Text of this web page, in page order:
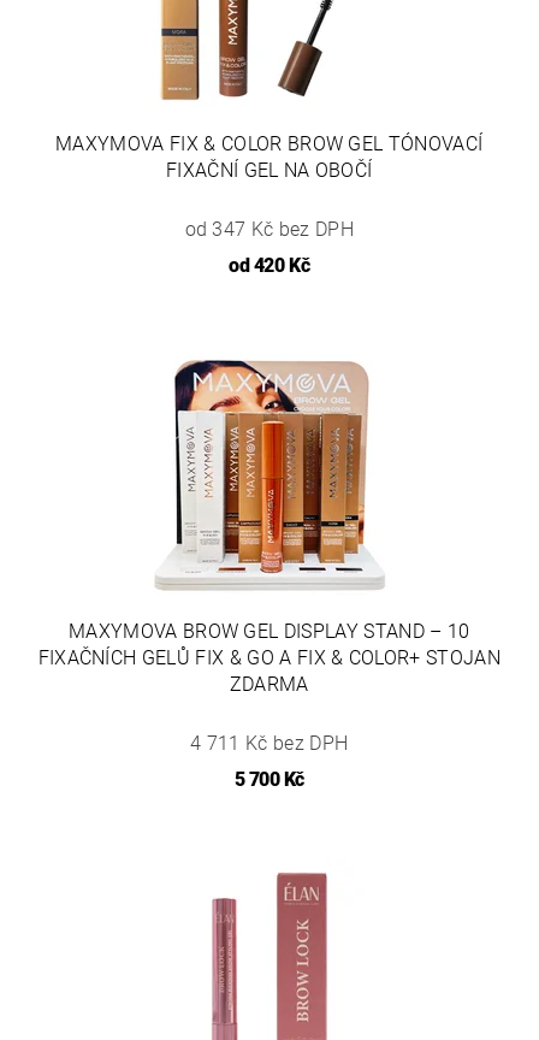
MAXYMOVA FIX & COLOR BROW GEL TÓNOVACÍ
FIXAČNÍ GEL NA OBOČÍ
od 347 Kč bez DPH
od420 Kč
MAXYMOVA BROW GEL DISPLAY STAND – 10
FIXAČNÍCH GELŮ FIX & GO A FIX & COLOR+ STOJAN
ZDARMA
4 711 Kč bez DPH
5 700 Kč